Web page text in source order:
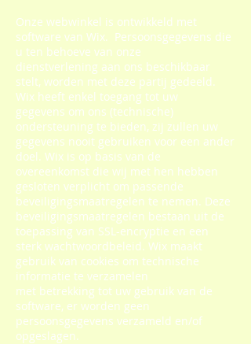
Onze webwinkel is ontwikkeld met
software van Wix. Persoonsgegevens die
u ten behoeve van onze
dienstverlening aan ons beschikbaar
stelt, worden met deze partij gedeeld.
Wix heeft enkel toegang tot uw
gegevens om ons (technische)
ondersteuning te bieden, zij zullen uw
gegevens nooit gebruiken voor een ander
doel. Wix is op basis van de
overeenkomst die wij met hen hebben
gesloten verplicht om passende
beveiligingsmaatregelen te nemen. Deze
beveiligingsmaatregelen bestaan uit de
toepassing van SSL-encryptie en een
sterk wachtwoordbeleid. Wix maakt
gebruik van cookies om technische
informatie te verzamelen
met betrekking tot uw gebruik van de
software, er worden geen
persoonsgegevens verzameld en/of
opgeslagen.